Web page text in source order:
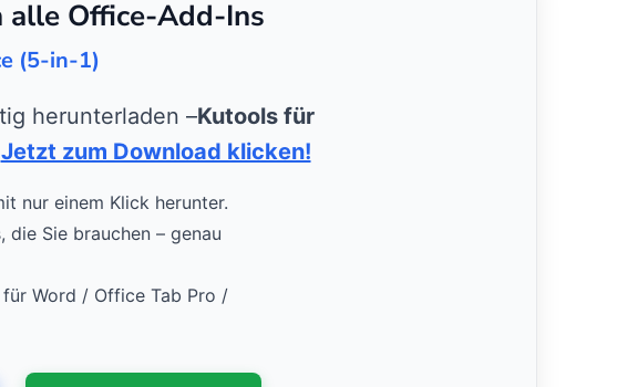
alle Office-Add-Ins
(5-in-1)
herunterladen –Kutools für
Jetzt zum Download klicken!
nur einem Klick herunter.
die Sie brauchen – genau
Word / Office Tab Pro /